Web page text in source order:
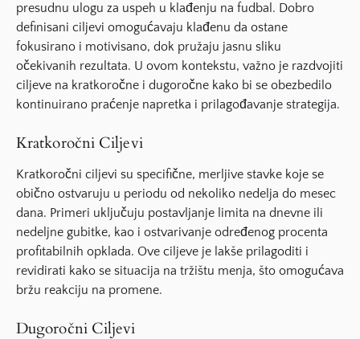
presudnu ulogu za uspeh u klađenju na fudbal. Dobro
definisani ciljevi omogućavaju klađenu da ostane
fokusirano i motivisano, dok pružaju jasnu sliku
očekivanih rezultata. U ovom kontekstu, važno je razdvojiti
ciljeve na kratkoročne i dugoročne kako bi se obezbedilo
kontinuirano praćenje napretka i prilagođavanje strategija.
Kratkoročni Ciljevi
Kratkoročni ciljevi su specifične, merljive stavke koje se
obično ostvaruju u periodu od nekoliko nedelja do mesec
dana. Primeri uključuju postavljanje limita na dnevne ili
nedeljne gubitke, kao i ostvarivanje određenog procenta
profitabilnih opklada. Ove ciljeve je lakše prilagoditi i
revidirati kako se situacija na tržištu menja, što omogućava
bržu reakciju na promene.
Dugoročni Ciljevi